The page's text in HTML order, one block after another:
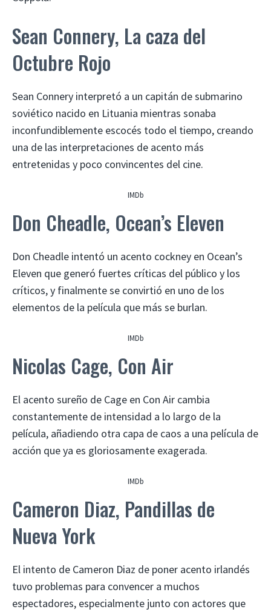
Sean Connery, La caza del
Octubre Rojo
Sean Connery interpretó a un capitán de submarino
soviético nacido en Lituania mientras sonaba
inconfundiblemente escocés todo el tiempo, creando
una de las interpretaciones de acento más
entretenidas y poco convincentes del cine.
IMDb
Don Cheadle, Ocean’s Eleven
Don Cheadle intentó un acento cockney en Ocean’s
Eleven que generó fuertes críticas del público y los
críticos, y finalmente se convirtió en uno de los
elementos de la película que más se burlan.
IMDb
Nicolas Cage, Con Air
El acento sureño de Cage en Con Air cambia
constantemente de intensidad a lo largo de la
película, añadiendo otra capa de caos a una película de
acción que ya es gloriosamente exagerada.
IMDb
Cameron Diaz, Pandillas de
Nueva York
El intento de Cameron Diaz de poner acento irlandés
tuvo problemas para convencer a muchos
espectadores, especialmente junto con actores que